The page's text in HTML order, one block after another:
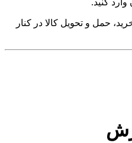
کنید.
حمل و تحویل کالا در کنار